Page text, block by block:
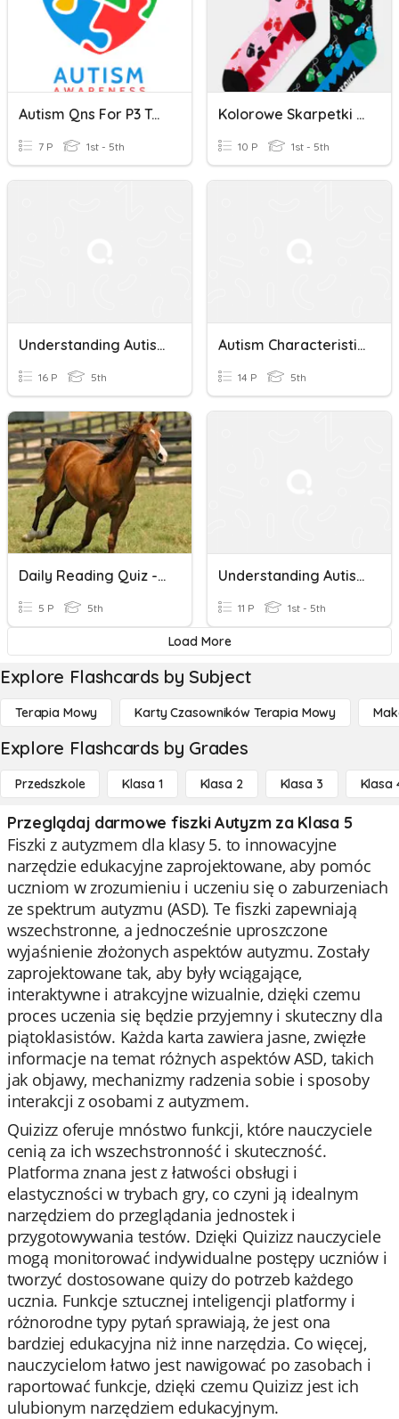
Autism Qns For P3 To P6
7 P 1st - 5th
Kolorowe Skarpetki - Zespół Downa
10 P 1st - 5th
Understanding Autism
16 P 5th
Autism Characteristics Quiz
14 P 5th
Daily Reading Quiz - Autism And Seeing Eye Dogs
5 P 5th
Understanding Autism Through Zach's Story
11 P 1st - 5th
Load More
Explore Flashcards by Subject
Terapia Mowy Karty Czasowników Terapia Mowy
Explore Flashcards by Grades
Przedszkole Klasa 1 Klasa 2 Klasa 3 Klasa
Przeglądaj darmowe fiszki Autyzm za Klasa 5
Fiszki z autyzmem dla klasy 5. to innowacyjne
narzędzie edukacyjne zaprojektowane, aby pomóc
uczniom w zrozumieniu i uczeniu się o zaburzeniach
ze spektrum autyzmu (ASD). Te fiszki zapewniają
wszechstronne, a jednocześnie uproszczone
wyjaśnienie złożonych aspektów autyzmu. Zostały
zaprojektowane tak, aby były wciągające,
interaktywne i atrakcyjne wizualnie, dzięki czemu
proces uczenia się będzie przyjemny i skuteczny dla
piątoklasistów. Każda karta zawiera jasne, zwięzłe
informacje na temat różnych aspektów ASD, takich
jak objawy, mechanizmy radzenia sobie i sposoby
interakcji z osobami z autyzmem.
Quizizz oferuje mnóstwo funkcji, które nauczyciele
cenią za ich wszechstronność i skuteczność.
Platforma znana jest z łatwości obsługi i
elastyczności w trybach gry, co czyni ją idealnym
narzędziem do przeglądania jednostek i
przygotowywania testów. Dzięki Quizizz nauczyciele
mogą monitorować indywidualne postępy uczniów i
tworzyć dostosowane quizy do potrzeb każdego
ucznia. Funkcje sztucznej inteligencji platformy i
różnorodne typy pytań sprawiają, że jest ona
bardziej edukacyjna niż inne narzędzia. Co więcej,
nauczycielom łatwo jest nawigować po zasobach i
raportować funkcje, dzięki czemu Quizizz jest ich
ulubionym narzędziem edukacyjnym.